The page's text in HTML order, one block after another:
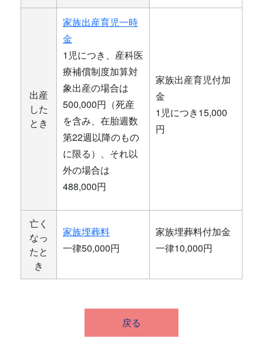
出産
した
とき
家族出産育児一時
金
1児につき、産科医
療補償制度加算対
象出産の場合は
500,000円（死産
を含み、在胎週数
第22週以降のもの
に限る）、それ以
外の場合は
488,000円
家族出産育児付加
金
1児につき15,000
円
亡く
なっ
たと
き
家族埋葬料
一律50,000円
家族埋葬料付加金
一律10,000円
戻る